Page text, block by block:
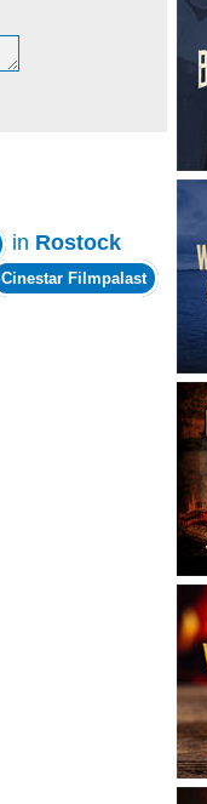
in Rostock
Cinestar Filmpalast